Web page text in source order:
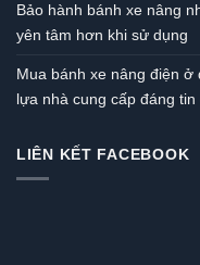
Bảo hành bánh xe nâng
yên tâm hơn khi sử dụng
Mua bánh xe nâng điện ở
lựa nhà cung cấp đáng
LIÊN KẾT FACEBOOK